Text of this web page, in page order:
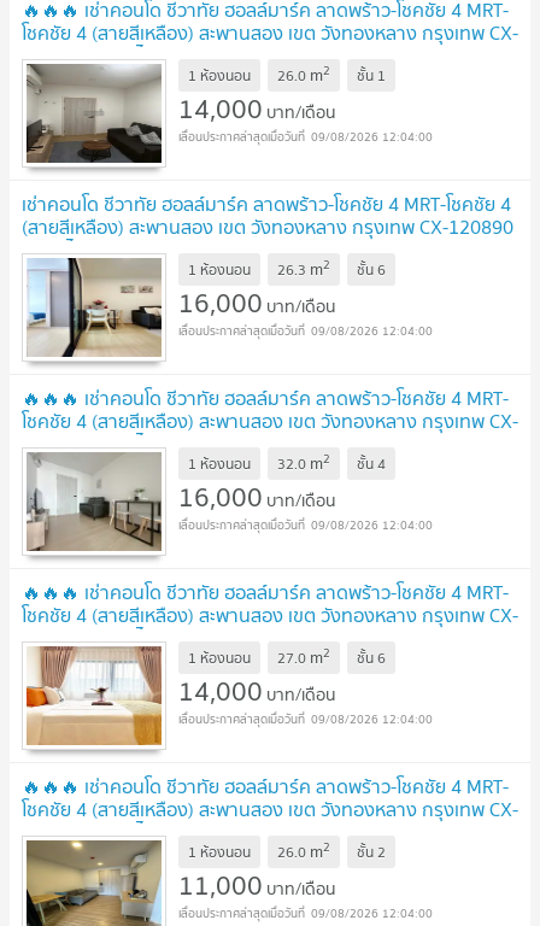
🔥🔥🔥 เช่าคอนโด ชีวาทัย ฮอลล์มาร์ค ลาดพร้าว-โชคชัย 4 MRT-
โชคชัย 4 (สายสีเหลือง) สะพานสอง เขต วังทองหลาง กรุงเทพ CX-
167102 ✅ ทักไลน์ @connexproperty ตอบทันที ทีมงานมือ
อาชีพ ✅ 🔥🔥🔥 NEW !1 ห้องนอน 26.0 m2 ชั้น 1
14,000 บาท/เดือน
09/08/2026 12:04:00
เช่าคอนโด ชีวาทัย ฮอลล์มาร์ค ลาดพร้าว-โชคชัย 4 MRT-โชคชัย 4
(สายสีเหลือง) สะพานสอง เขต วังทองหลาง กรุงเทพ CX-120890
✅ ทักไลน์ @connexproperty ตอบทันที ทีมงานมืออาชีพ
✅ UPDATE ! 1 ห้องนอน 26.3 m2 ชั้น6
16,000 บาท/เดือน
09/08/2026 12:04:00
🔥🔥🔥 เช่าคอนโด ชีวาทัย ฮอลล์มาร์ค ลาดพร้าว-โชคชัย 4 MRT-
โชคชัย 4 (สายสีเหลือง) สะพานสอง เขต วังทองหลาง กรุงเทพ CX-
121750 ✅ ทักไลน์ @connexproperty ตอบทันที ทีมงานมือ
อาชีพ ✅ 🔥🔥🔥 UPDATE !
1 ห้องนอน 32.0 m2 ชั้น4
16,000 บาท/เดือน
09/08/2026 12:04:00
🔥🔥🔥 เช่าคอนโด ชีวาทัย ฮอลล์มาร์ค ลาดพร้าว-โชคชัย 4 MRT-
โชคชัย 4 (สายสีเหลือง) สะพานสอง เขต วังทองหลาง กรุงเทพ CX-
106852 ✅ ทักไลน์ @connexproperty ตอบทันที ทีมงานมือ
อาชีพ ✅ 🔥🔥🔥 UPDATE !
1 ห้องนอน 27.0 m2 ชั้น6
14,000 บาท/เดือน
09/08/2026 12:04:00
🔥🔥🔥 เช่าคอนโด ชีวาทัย ฮอลล์มาร์ค ลาดพร้าว-โชคชัย 4 MRT-
โชคชัย 4 (สายสีเหลือง) สะพานสอง เขต วังทองหลาง กรุงเทพ CX-
108849 ✅ ทักไลน์ @connexproperty ตอบทันที ทีมงานมือ
อาชีพ ✅ 🔥🔥🔥 UPDATE !
1 ห้องนอน 26.0 m2 ชั้น2
11,000 บาท/เดือน
09/08/2026 12:04:00